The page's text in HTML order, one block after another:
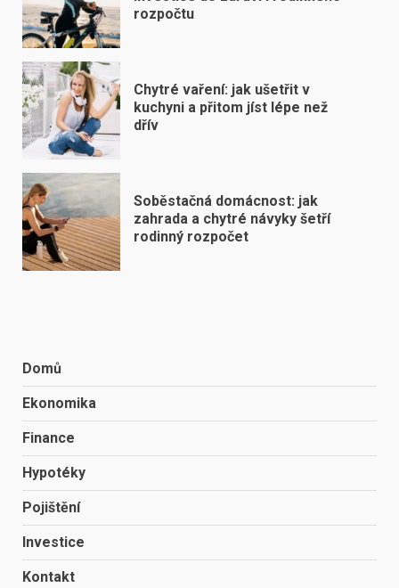
rozpočtu
Chytré vaření: jak ušetřit v
kuchyni a přitom jíst lépe než
dřív
Soběstačná domácnost: jak
zahrada a chytré návyky šetří
rodinný rozpočet
Domů
Ekonomika
Finance
Hypotéky
Pojištění
Investice
Kontakt